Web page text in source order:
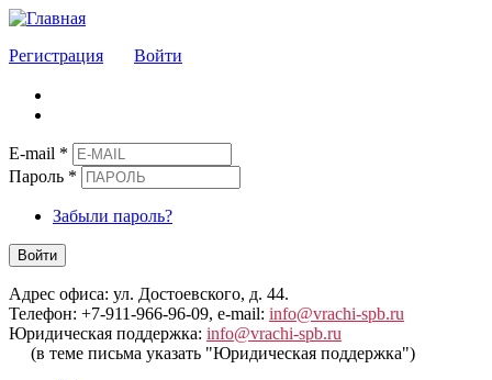
Регистрация Войти
E-mail *
Пароль *
Забыли пароль?
Войти
Адрес офиса: ул. Достоевского, д. 44.
Телефон: +7-911-966-96-09, e-mail: info@vrachi-spb.ru
Юридическая поддержка: info@vrachi-spb.ru
(в теме письма указать "Юридическая поддержка")